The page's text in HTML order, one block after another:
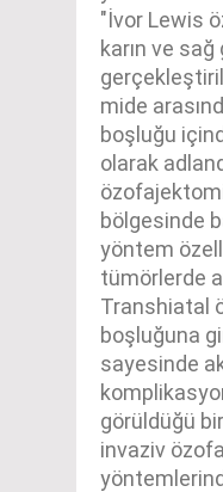
"İvor Lewis
karın ve
mide
boşluğu
olarak
bölgesinde
yöntem
tümörlerde
Transhiatal
boşluğuna
sayesinde
görüldüğü
invaziv